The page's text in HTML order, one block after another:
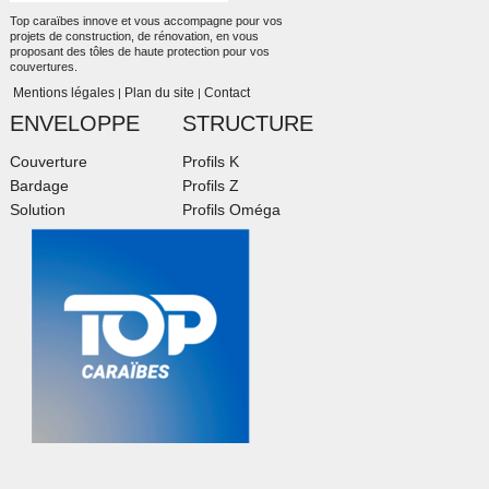
Top caraïbes innove et vous accompagne pour vos
projets de construction, de rénovation, en vous
proposant des tôles de haute protection pour vos
couvertures.
Mentions légales| Plan du site | Contact
ENVELOPPE
Couverture
Bardage
Solution
STRUCTURE
Profils K
Profils Z
Profils Oméga